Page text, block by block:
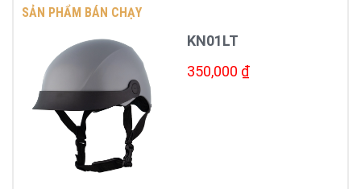
SẢN PHẨM BÁN CHẠY
KN01LT
350,000 ₫